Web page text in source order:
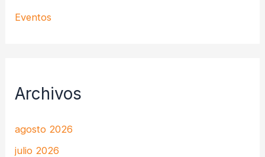
Eventos
Archivos
agosto 2026
julio 2026